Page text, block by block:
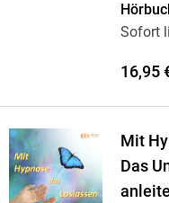
Sofort
16,95
Mit
Das